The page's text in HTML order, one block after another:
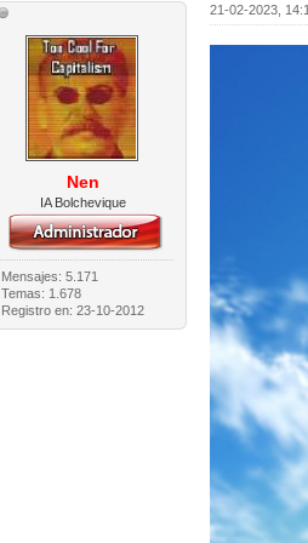
Nen
IA Bolchevique
Mensajes: 5.171
Temas: 1.678
Registro en: 23-10-2012
21-02-2023,